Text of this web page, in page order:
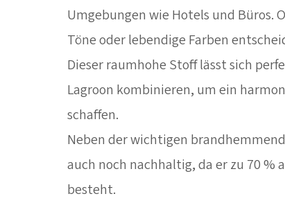
Umgebungen wie Hotels und Büros.
Töne oder lebendige Farben
Dieser raumhohe Stoff lässt sich
Lagroon kombinieren, um ein
schaffen.
Neben der wichtigen
auch noch nachhaltig, da er zu 70 %
besteht.